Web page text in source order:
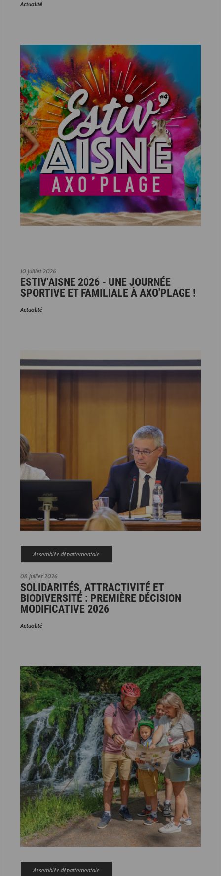
Actualité
10 juillet 2026
ESTIV'AISNE 2026 - UNE JOURNÉE
SPORTIVE ET FAMILIALE À AXO'PLAGE !
Actualité
08 juillet 2026
Assemblée départementale
SOLIDARITÉS, ATTRACTIVITÉ ET
BIODIVERSITÉ : PREMIÈRE DÉCISION
MODIFICATIVE 2026
Actualité
Assemblée départementale